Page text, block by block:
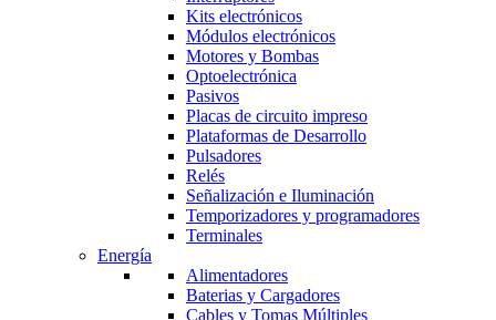
Kits electrónicos
Módulos electrónicos
Motores y Bombas
Optoelectrónica
Pasivos
Placas de circuito impreso
Plataformas de Desarrollo
Pulsadores
Relés
Señalización e Iluminación
Temporizadores y programadores
Terminales
Energía
Alimentadores
Baterias y Cargadores
Cables y Tomas Múltiples